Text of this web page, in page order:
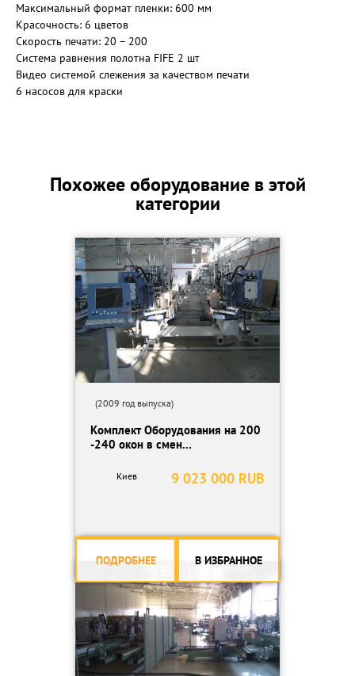
Максимальный формат пленки: 600 мм
Красочность: 6 цветов
Скорость печати: 20 – 200
Система равнения полотна FIFE 2 шт
Видео системой слежения за качеством печати
6 насосов для краски
Похожее оборудование в этой
категории
(2009 год выпуска)
Комплект Оборудования на 200
-240 окон в смен...
9 023 000 RUB
Киев
ПОДРОБНЕЕ В ИЗБРАННОЕ